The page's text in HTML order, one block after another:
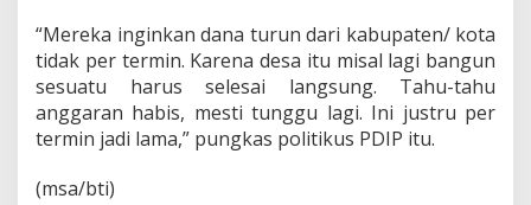
“Mereka inginkan dana turun dari kabupaten/ kota
tidak per termin. Karena desa itu misal lagi bangun
sesuatu harus selesai langsung. Tahu-tahu
anggaran habis, mesti tunggu lagi. Ini justru per
termin jadi lama,” pungkas politikus PDIP itu.
(msa/bti)